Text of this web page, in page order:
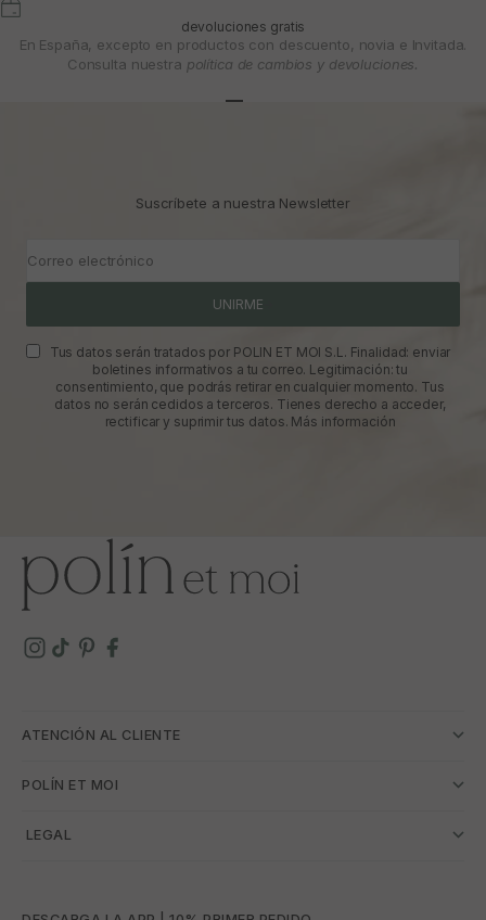
devoluciones gratis
En España, excepto en productos con descuento, novia e Invitada.
Consulta nuestra política de cambios y devoluciones.
Suscríbete a nuestra Newsletter
Correo electrónico
UNIRME
Tus datos serán tratados por POLIN ET MOI S.L. Finalidad: enviar
boletines informativos a tu correo. Legitimación: tu
consentimiento, que podrás retirar en cualquier momento. Tus
datos no serán cedidos a terceros. Tienes derecho a acceder,
rectificar y suprimir tus datos. Más información
ATENCIÓN AL CLIENTE
POLÍN ET MOI
­ LEGAL